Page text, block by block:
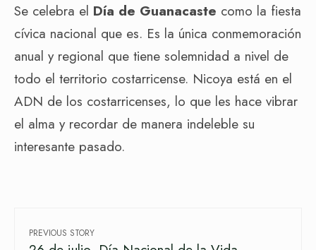
Se celebra el Día de Guanacaste como la fiesta
cívica nacional que es. Es la única conmemoración
anual y regional que tiene solemnidad a nivel de
todo el territorio costarricense. Nicoya está en el
ADN de los costarricenses, lo que les hace vibrar
el alma y recordar de manera indeleble su
interesante pasado.
PREVIOUS STORY